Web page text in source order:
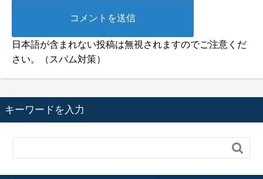
日本語が含まれない投稿は無視されますのでご注意くだ
さい。（スパム対策）
キーワードを入力
